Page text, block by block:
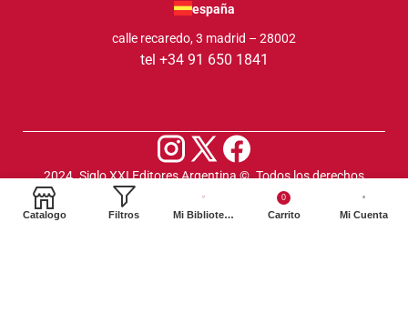
españa
calle recaredo, 3 madrid – 28002
tel +34 91 650 1841
2024. Siglo XXI Editores Argentina ©️. Todos los derechos
reservados
Catalogo Filtros Mi Biblioteca
0
Carrito Mi Cuenta